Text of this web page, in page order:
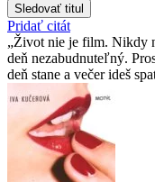
Sledovať titul
Pridať citát
Život nie je film. Nikdy
deň nezabudnuteľný.
deň stane a večer ideš